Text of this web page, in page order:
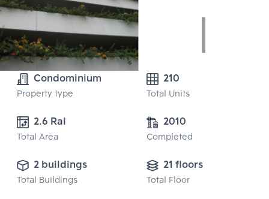
Condominium
Property type
210
Total Units
2.6 Rai
Total Area
2010
Completed
2 buildings
Total Buildings
21 floors
Total Floor